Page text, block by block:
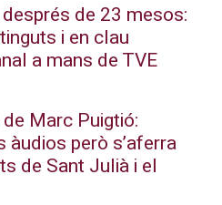
de 23 mesos:
i en clau
a mans de TVE
Marc Puigtió:
àudios però s’aferra
de Sant Julià i el